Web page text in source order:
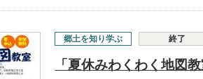
郷土を知り学ぶ 終了
「夏休みわくわく地図